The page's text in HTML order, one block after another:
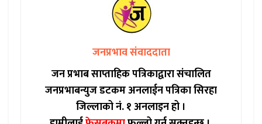
जनप्रभाव संवाददाता
जन प्रभाब साप्ताहिक पत्रिकाद्वारा संचालित
जनप्रभाबन्युज डटकम अनलाईन पत्रिका सिरहा
जिल्लाको नं. १ अनलाइन हो ।